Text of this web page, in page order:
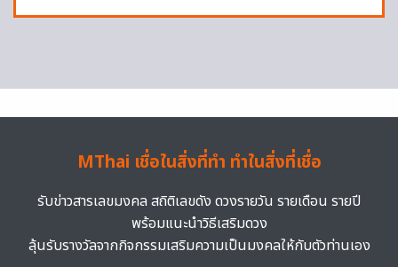
MThai เชื่อในสิ่งที่ทำ ทำในสิ่งที่เชื่อ
รับข่าวสารเลขมงคล สถิติเลขดัง ดวงรายวัน รายเดือน รายปี
พร้อมแนะนำวิธีเสริมดวง
ลุ้นรับรางวัลจากกิจกรรมเสริมความเป็นมงคลให้กับตัวท่านเอง